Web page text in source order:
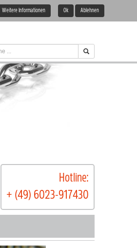
Hotline:
+ (49) 6023-917430
Weitere Informationen Ok Ablehnen